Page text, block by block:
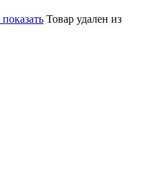
показать Товар удален из